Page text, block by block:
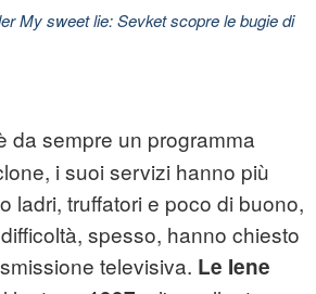
My sweet lie: Sevket scopre le bugie di
da sempre un programma
i suoi servizi hanno più
ladri, truffatori e poco di buono,
spesso, hanno chiesto
televisiva. Le Iene